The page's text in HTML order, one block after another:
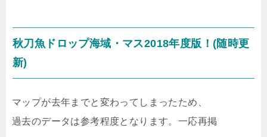
秋刀魚ドロップ海域・マス2018年度版！(随時更
新)
マップが去年までと変わってしまったため、
過去のデータは参考程度となります。一応再掲